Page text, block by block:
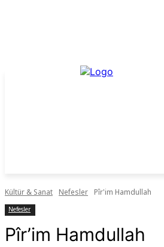
Kültür & Sanat Nefesler Pîr'im Hamdullah
Nefesler
Pîr’im Hamdullah